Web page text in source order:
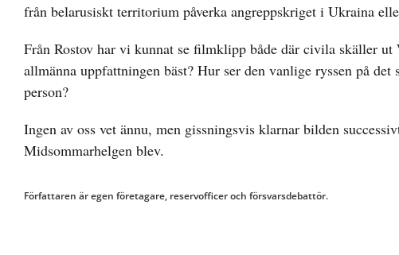
från belarusiskt territorium påverka angreppskriget i Ukraina
Från Rostov har vi kunnat se filmklipp både där civila skäller
allmänna uppfattningen bäst? Hur ser den vanlige ryssen på
person?
Ingen av oss vet ännu, men gissningsvis klarnar bilden
Midsommarhelgen blev.
Författaren är egen företagare, reservofficer och försvarsdebattör.